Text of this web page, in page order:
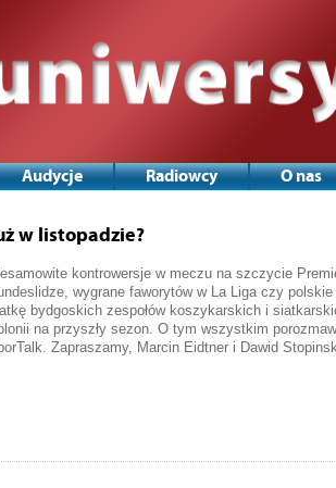
Audycje Radiowcy O nas
w listopadzie?
kontrowersje w meczu na szczycie
wygrane faworytów w La Liga czy
bydgoskich zespołów koszykarskich i
na przyszły sezon. O tym wszystkim
Zapraszamy, Marcin Eidtner i Dawid